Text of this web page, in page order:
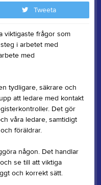
Tweeta
viktigaste frågor som
i arbetet med
med
tydligare, säkrare och
att ledare med kontakt
Det gör
våra ledare, samtidigt
föräldrar.
någon. Det handlar
se till att viktiga
och korrekt sätt.